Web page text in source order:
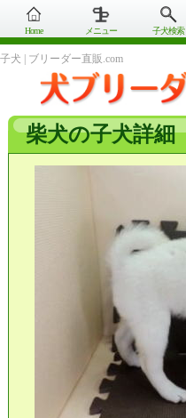
Home メニュー 子犬検索
子犬 | ブリーダー直販.com
柴犬の子犬詳細